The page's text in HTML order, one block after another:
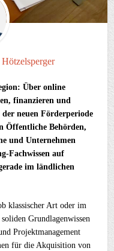
Über online
finanzieren und
neuen Förderperiode
Öffentliche Behörden,
und Unternehmen
Fachwissen auf
im ländlichen
klassischer Art oder im
Grundlagenwissen
Projektmanagement
für die Akquisition von